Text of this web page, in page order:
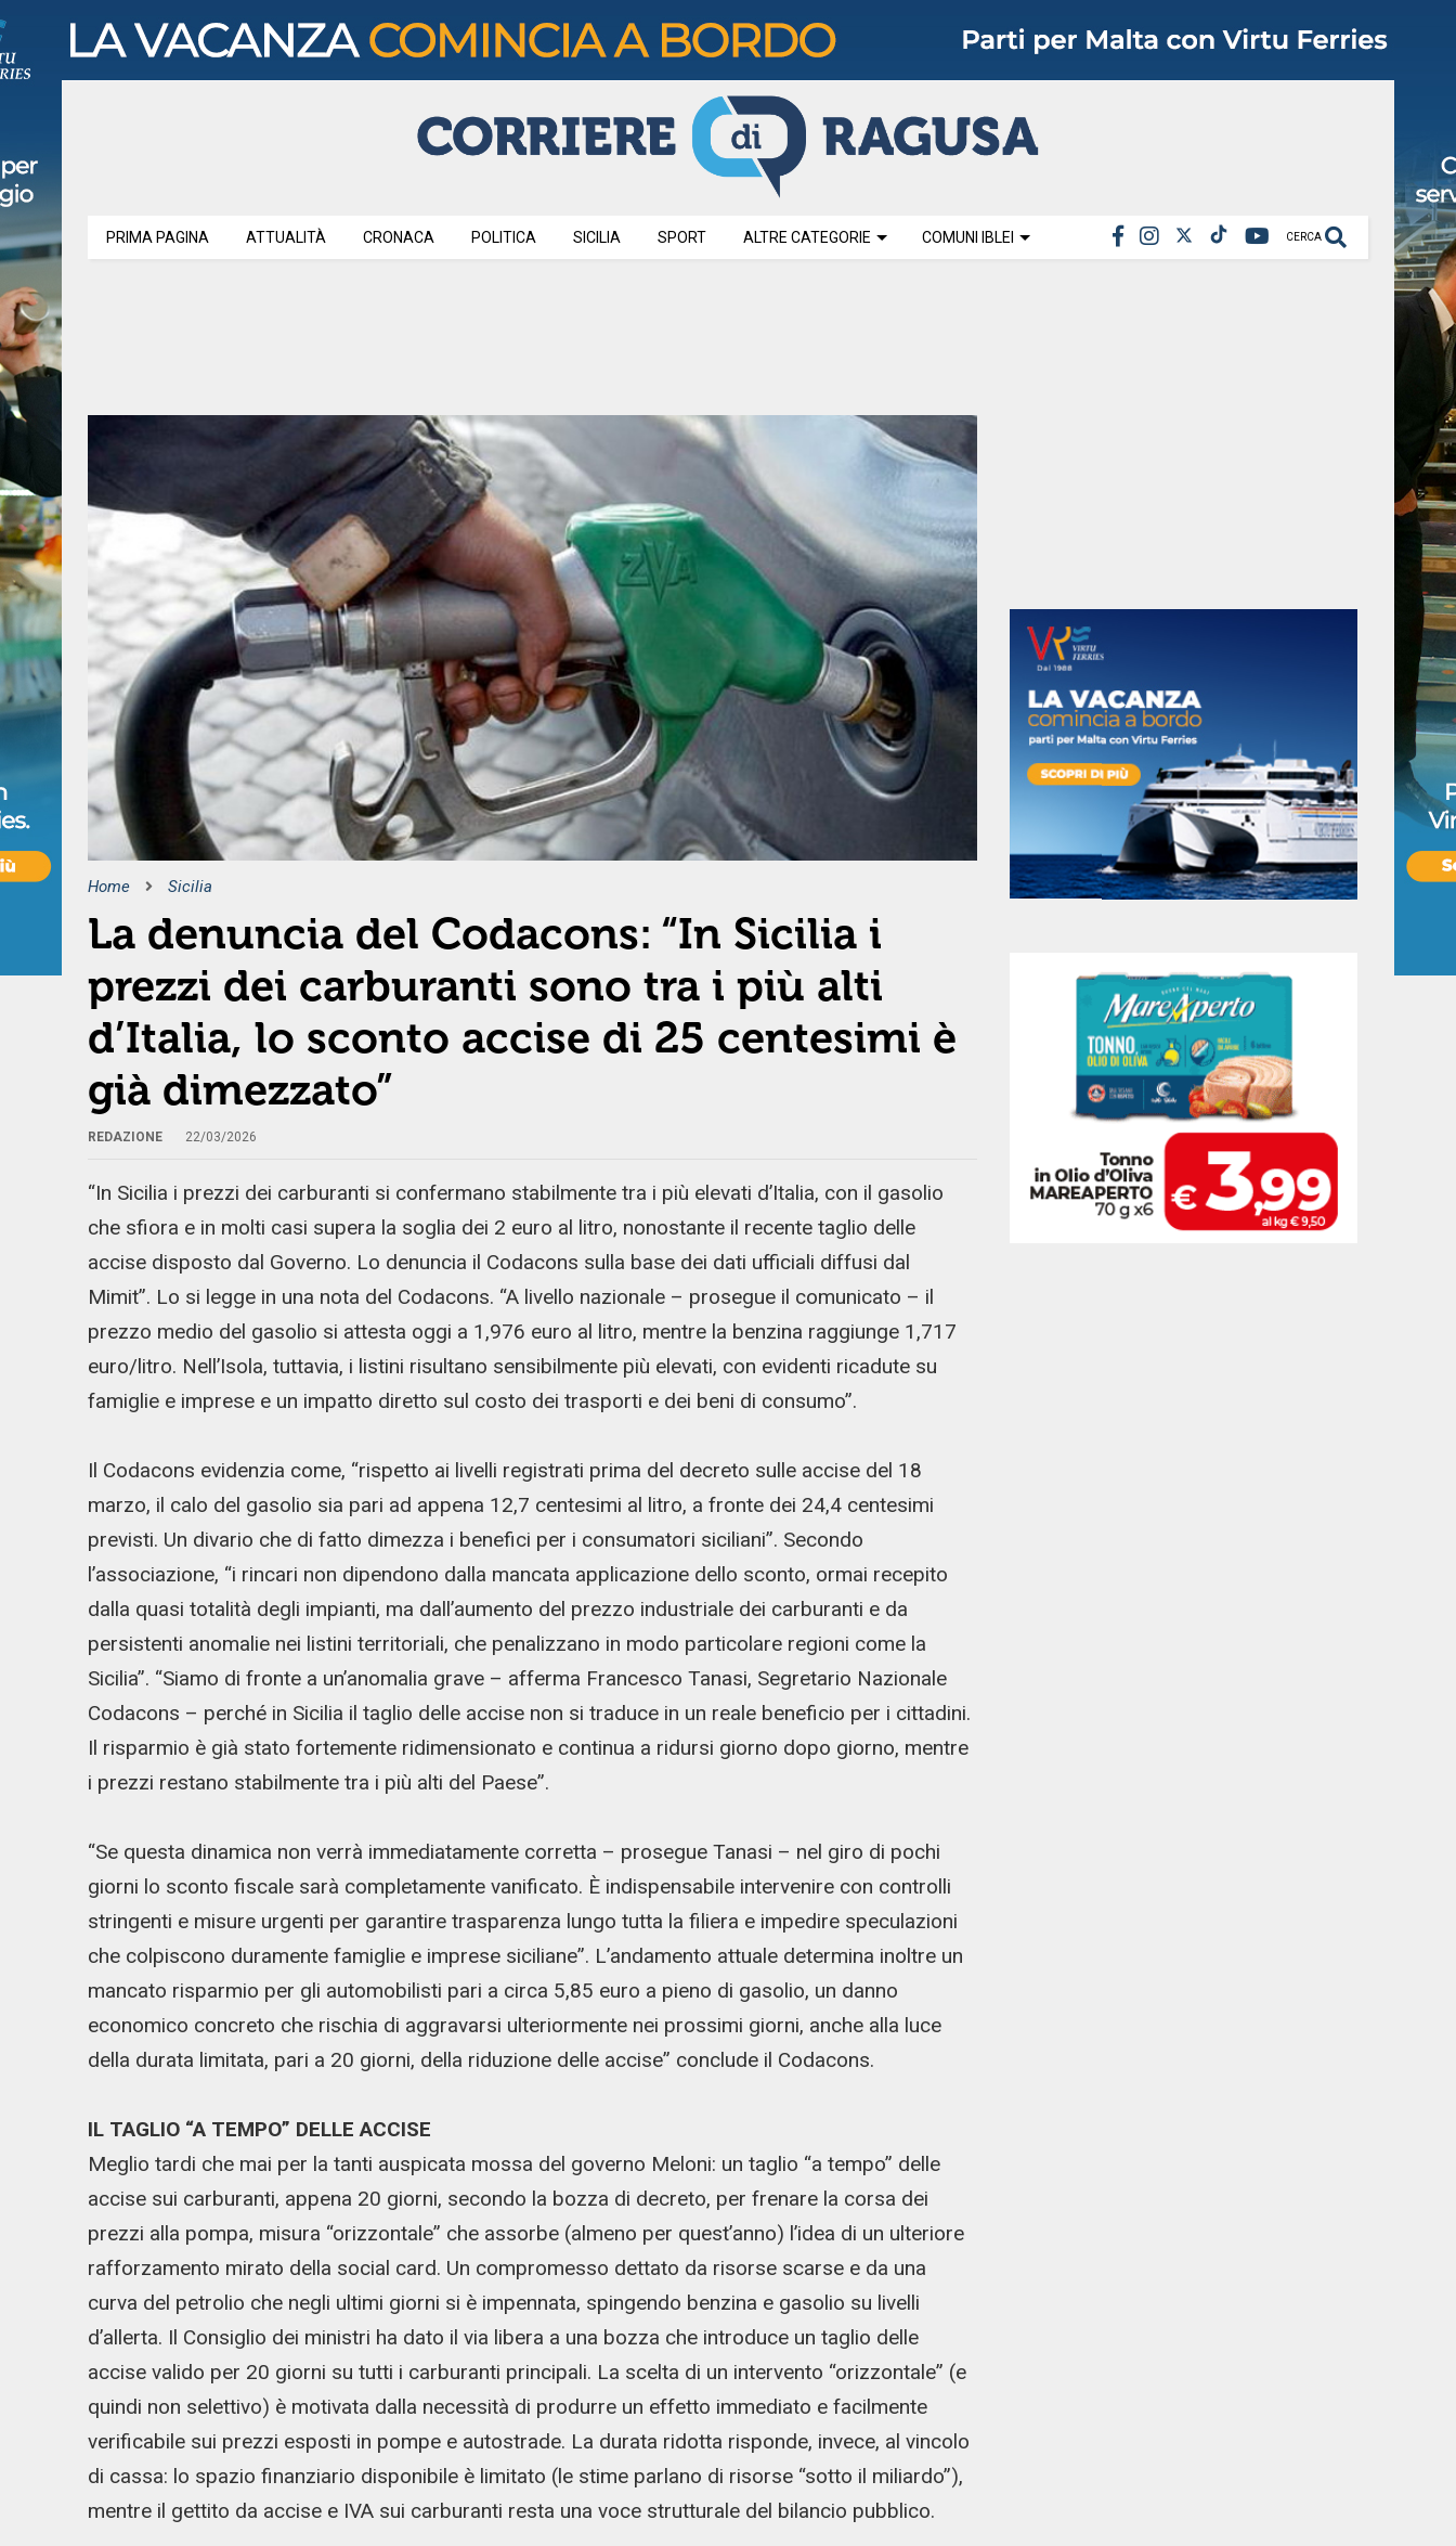
CERCA
PRIMA PAGINA ATTUALITÀ CRONACA POLITICA SICILIA SPORT ALTRE CATEGORIE COMUNI IBLEI
Home Sicilia
La denuncia del Codacons: “In Sicilia i
prezzi dei carburanti sono tra i più alti
d’Italia, lo sconto accise di 25 centesimi è
già dimezzato”
REDAZIONE 22/03/2026
“In Sicilia i prezzi dei carburanti si confermano stabilmente tra i più elevati d’Italia, con il gasolio
che sfiora e in molti casi supera la soglia dei 2 euro al litro, nonostante il recente taglio delle
accise disposto dal Governo. Lo denuncia il Codacons sulla base dei dati ufficiali diffusi dal
Mimit”. Lo si legge in una nota del Codacons. “A livello nazionale – prosegue il comunicato – il
prezzo medio del gasolio si attesta oggi a 1,976 euro al litro, mentre la benzina raggiunge 1,717
euro/litro. Nell’Isola, tuttavia, i listini risultano sensibilmente più elevati, con evidenti ricadute su
famiglie e imprese e un impatto diretto sul costo dei trasporti e dei beni di consumo”.
Il Codacons evidenzia come, “rispetto ai livelli registrati prima del decreto sulle accise del 18
marzo, il calo del gasolio sia pari ad appena 12,7 centesimi al litro, a fronte dei 24,4 centesimi
previsti. Un divario che di fatto dimezza i benefici per i consumatori siciliani”. Secondo
l’associazione, “i rincari non dipendono dalla mancata applicazione dello sconto, ormai recepito
dalla quasi totalità degli impianti, ma dall’aumento del prezzo industriale dei carburanti e da
persistenti anomalie nei listini territoriali, che penalizzano in modo particolare regioni come la
Sicilia”. “Siamo di fronte a un’anomalia grave – afferma Francesco Tanasi, Segretario Nazionale
Codacons – perché in Sicilia il taglio delle accise non si traduce in un reale beneficio per i cittadini.
Il risparmio è già stato fortemente ridimensionato e continua a ridursi giorno dopo giorno, mentre
i prezzi restano stabilmente tra i più alti del Paese”.
“Se questa dinamica non verrà immediatamente corretta – prosegue Tanasi – nel giro di pochi
giorni lo sconto fiscale sarà completamente vanificato. È indispensabile intervenire con controlli
stringenti e misure urgenti per garantire trasparenza lungo tutta la filiera e impedire speculazioni
che colpiscono duramente famiglie e imprese siciliane”. L’andamento attuale determina inoltre un
mancato risparmio per gli automobilisti pari a circa 5,85 euro a pieno di gasolio, un danno
economico concreto che rischia di aggravarsi ulteriormente nei prossimi giorni, anche alla luce
della durata limitata, pari a 20 giorni, della riduzione delle accise” conclude il Codacons.
IL TAGLIO “A TEMPO” DELLE ACCISE
Meglio tardi che mai per la tanti auspicata mossa del governo Meloni: un taglio “a tempo” delle
accise sui carburanti, appena 20 giorni, secondo la bozza di decreto, per frenare la corsa dei
prezzi alla pompa, misura “orizzontale” che assorbe (almeno per quest’anno) l’idea di un ulteriore
rafforzamento mirato della social card. Un compromesso dettato da risorse scarse e da una
curva del petrolio che negli ultimi giorni si è impennata, spingendo benzina e gasolio su livelli
d’allerta. Il Consiglio dei ministri ha dato il via libera a una bozza che introduce un taglio delle
accise valido per 20 giorni su tutti i carburanti principali. La scelta di un intervento “orizzontale” (e
quindi non selettivo) è motivata dalla necessità di produrre un effetto immediato e facilmente
verificabile sui prezzi esposti in pompe e autostrade. La durata ridotta risponde, invece, al vincolo
di cassa: lo spazio finanziario disponibile è limitato (le stime parlano di risorse “sotto il miliardo”),
mentre il gettito da accise e IVA sui carburanti resta una voce strutturale del bilancio pubblico.